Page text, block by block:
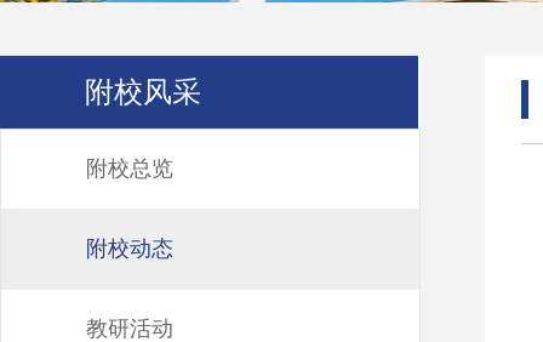
附校风采
附校总览
附校动态
教研活动